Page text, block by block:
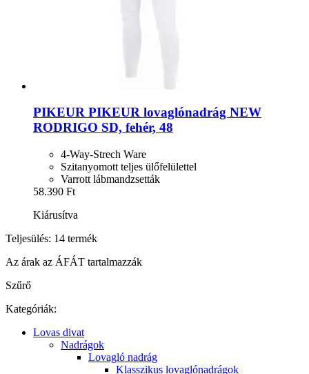
PIKEUR PIKEUR lovaglónadrág NEW
RODRIGO SD, fehér, 48
4-Way-Strech Ware
Szitanyomott teljes ülőfelülettel
Varrott lábmandzsetták
58.390 Ft
Kiárusítva
Teljesülés: 14 termék
Az árak az ÁFÁT tartalmazzák
Szűrő
Kategóriák:
Lovas divat
Nadrágok
Lovagló nadrág
Klasszikus lovaglónadrágok